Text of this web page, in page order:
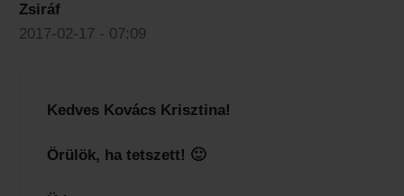
Zsiráf
2017-02-17 - 07:09
Kedves Kovács Krisztina!
Örülök, ha tetszett! 🙂